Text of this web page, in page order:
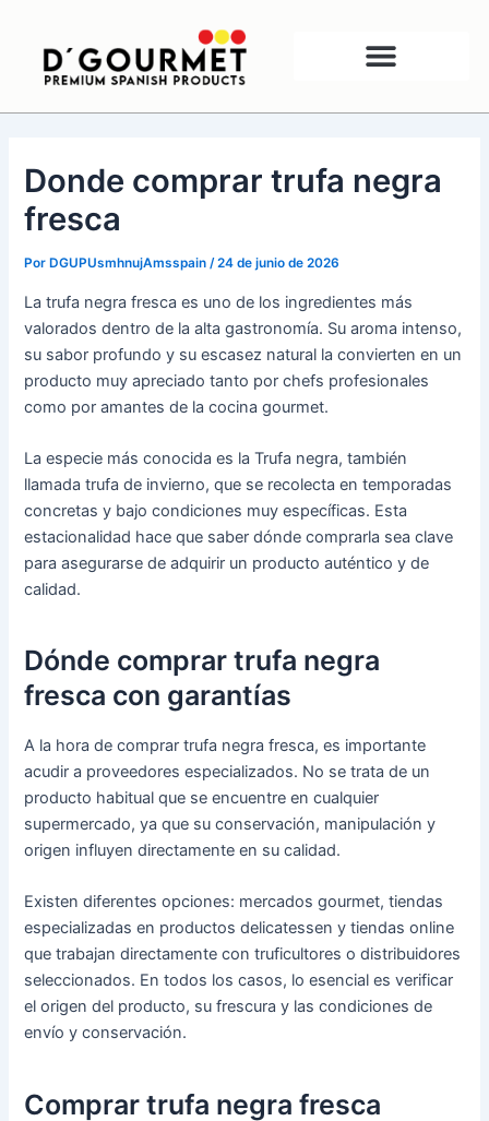
contenido
Donde comprar trufa negra
fresca
Por DGUPUsmhnujAmsspain/24 de junio de 2026
La trufa negra fresca es uno de los ingredientes más
valorados dentro de la alta gastronomía. Su aroma intenso,
su sabor profundo y su escasez natural la convierten en un
producto muy apreciado tanto por chefs profesionales
como por amantes de la cocina gourmet.
La especie más conocida es la Trufa negra, también
llamada trufa de invierno, que se recolecta en temporadas
concretas y bajo condiciones muy específicas. Esta
estacionalidad hace que saber dónde comprarla sea clave
para asegurarse de adquirir un producto auténtico y de
calidad.
Dónde comprar trufa negra
fresca con garantías
A la hora de comprar trufa negra fresca, es importante
acudir a proveedores especializados. No se trata de un
producto habitual que se encuentre en cualquier
supermercado, ya que su conservación, manipulación y
origen influyen directamente en su calidad.
Existen diferentes opciones: mercados gourmet, tiendas
especializadas en productos delicatessen y tiendas online
que trabajan directamente con truficultores o distribuidores
seleccionados. En todos los casos, lo esencial es verificar
el origen del producto, su frescura y las condiciones de
envío y conservación.
Comprar trufa negra fresca
entradas